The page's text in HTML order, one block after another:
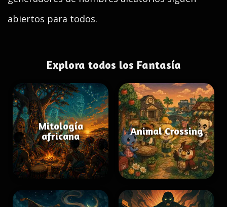
abiertos para todos.
Explora todos los Fantasía
Mitología
africana
Animal Crossing